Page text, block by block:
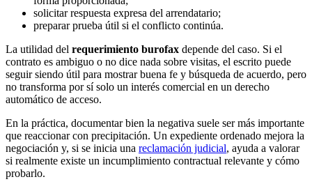
solicitar respuesta expresa del arrendatario;
preparar prueba útil si el conflicto continúa.
La utilidad del requerimiento burofax depende del caso. Si el
contrato es ambiguo o no dice nada sobre visitas, el escrito puede
seguir siendo útil para mostrar buena fe y búsqueda de acuerdo, pero
no transforma por sí solo un interés comercial en un derecho
automático de acceso.
En la práctica, documentar bien la negativa suele ser más importante
que reaccionar con precipitación. Un expediente ordenado mejora la
negociación y, si se inicia una reclamación judicial, ayuda a valorar
si realmente existe un incumplimiento contractual relevante y cómo
probarlo.